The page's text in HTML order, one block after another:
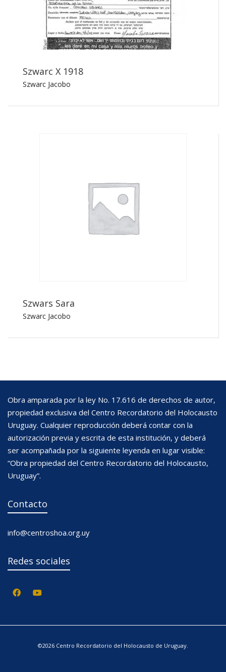
Szwarc X 1918
Szwarc Jacobo
Szwars Sara
Szwarc Jacobo
Obra amparada por la ley No. 17.616 de derechos de autor,
propiedad exclusiva del Centro Recordatorio del Holocausto
Uruguay. Cualquier reproducción deberá contar con la
autorización previa y escrita de esta institución, y deberá
ser acompañada por la siguiente leyenda en lugar visible:
“Obra propiedad del Centro Recordatorio del Holocausto,
Uruguay”.
Contacto
info@centroshoa.org.uy
Redes sociales
©2026 Centro Recordatorio del Holocausto de Uruguay.